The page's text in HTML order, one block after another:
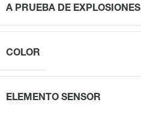
A PRUEBA DE EXPLOSIONES
COLOR
ELEMENTO SENSOR